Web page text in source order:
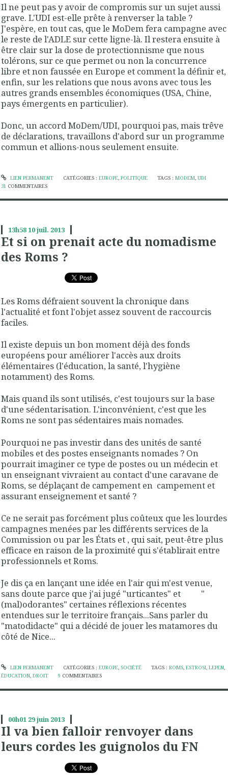
Il ne peut pas y avoir de compromis sur un sujet aussi
grave. L'UDI est-elle prête à renverser la table ?
J'espère, en tout cas, que le MoDem fera campagne avec
le reste de l'ADLE sur cette ligne-là. Il restera ensuite à
être clair sur la dose de protectionnisme que nous
tolérons, sur ce que permet ou non la concurrence
libre et non faussée en Europe et comment la définir et,
enfin, sur les relations que nous avons avec tous les
autres grands ensembles économiques (USA, Chine,
pays émergents en particulier).
Donc, un accord MoDem/UDI, pourquoi pas, mais trêve
de déclarations, travaillons d'abord sur un programme
commun et allions-nous seulement ensuite.
LIEN PERMANENT CATÉGORIES : EUROPE, POLITIQUE TAGS :MODEM,UDI
31 COMMENTAIRES
13h5810juil. 2013
Et si on prenait acte du nomadisme
des Roms ?
Les Roms défraient souvent la chronique dans
l'actualité et font l'objet assez souvent de raccourcis
faciles.
Il existe depuis un bon moment déjà des fonds
européens pour améliorer l'accès aux droits
élémentaires (l'éducation, la santé, l'hygiène
notamment) des Roms.
Mais quand ils sont utilisés, c'est toujours sur la base
d'une sédentarisation. L'inconvénient, c'est que les
Roms ne sont pas sédentaires mais nomades.
Pourquoi ne pas investir dans des unités de santé
mobiles et des postes enseignants nomades ? On
pourrait imaginer ce type de postes ou un médecin et
un enseignant vivraient au contact d'une caravane de
Roms, se déplaçant de campement en campement et
assurant enseignement et santé ?
Ce ne serait pas forcément plus coûteux que les lourdes
campagnes menées par les différents services de la
Commission ou par les États et , qui sait, peut-être plus
efficace en raison de la proximité qui s'établirait entre
professionnels et Roms.
Je dis ça en lançant une idée en l'air qui m'est venue,
sans doute parce que j'ai jugé "urticantes" et "
(mal)odorantes" certaines réflexions récentes
entendues sur le territoire français...Sans parler du
"matodidacte" qui a décidé de jouer les matamores du
côté de Nice...
LIEN PERMANENT CATÉGORIES : EUROPE, SOCIÉTÉ TAGS :ROMS,ESTROSI,LEPEN,
ÉDUCATION, DROIT 9 COMMENTAIRES
00h01 29juin 2013
Il va bien falloir renvoyer dans
leurs cordes les guignolos du FN